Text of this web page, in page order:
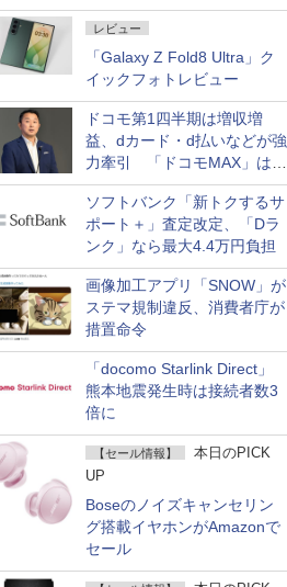
ど注目機種の特徴は
レビュー
「Galaxy Z Fold8 Ultra」ク
イックフォトレビュー
ドコモ第1四半期は増収増
益、dカード・d払いなどが強
力牽引 「ドコモMAX」は
400万契約突破
ソフトバンク「新トクするサ
ポート＋」査定改定、「Dラ
ンク」なら最大4.4万円負担
画像加工アプリ「SNOW」が
ステマ規制違反、消費者庁が
措置命令
「docomo Starlink Direct」
熊本地震発生時は接続者数3
倍に
【セール情報】
本日のPICK
UP
Boseのノイズキャンセリン
グ搭載イヤホンがAmazonで
セール